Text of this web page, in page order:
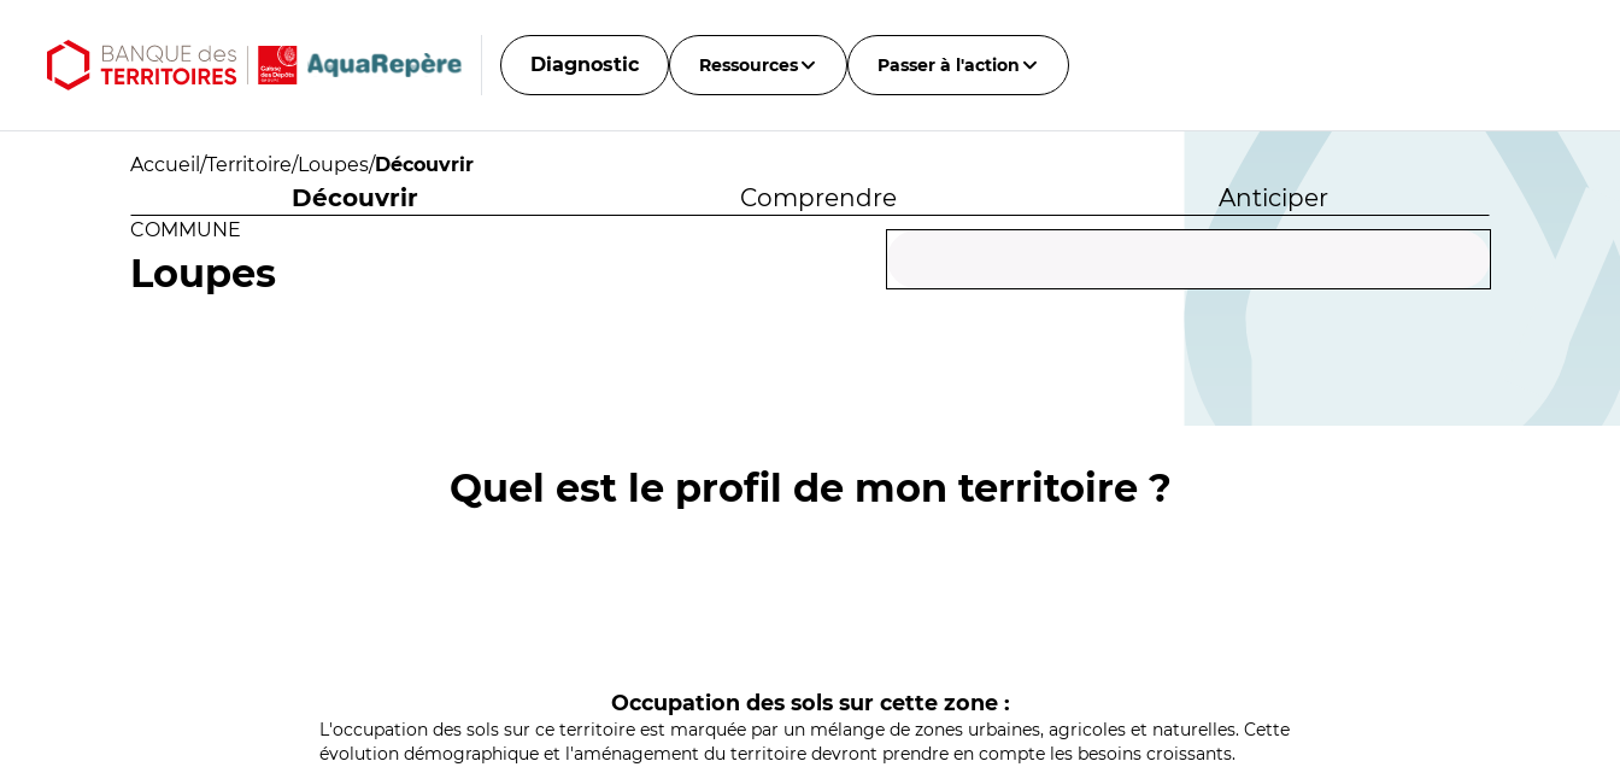
Diagnostic Ressources Passer à l'action
Accueil /Territoire/Loupes/Découvrir
Découvrir Comprendre Anticiper
COMMUNE
Loupes
Quel est le profil de mon territoire ?
Occupation des sols sur cette zone :
L'occupation des sols sur ce territoire est marquée par un mélange de zones urbaines, agricoles et naturelles. Cette
évolution démographique et l'aménagement du territoire devront prendre en compte les besoins croissants.